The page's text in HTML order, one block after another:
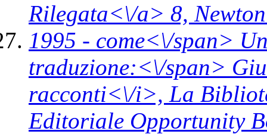
Rilegata<\/a> 8,
1995 - come<\/span>
traduzione:<\/span>
racconti<\/i>, La
Editoriale Opportunity